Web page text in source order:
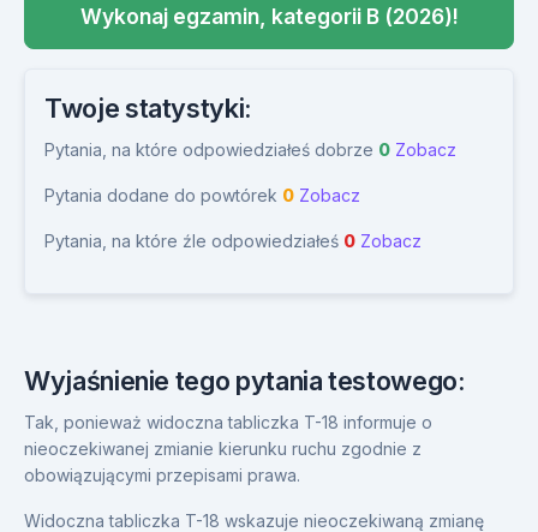
Wykonaj egzamin, kategorii B (2026)!
Twoje statystyki:
Pytania, na które odpowiedziałeś dobrze 0 Zobacz
Pytania dodane do powtórek 0 Zobacz
Pytania, na które źle odpowiedziałeś 0 Zobacz
Wyjaśnienie tego pytania testowego:
Tak, ponieważ widoczna tabliczka T-18 informuje o
nieoczekiwanej zmianie kierunku ruchu zgodnie z
obowiązującymi przepisami prawa.
Widoczna tabliczka T-18 wskazuje nieoczekiwaną zmianę